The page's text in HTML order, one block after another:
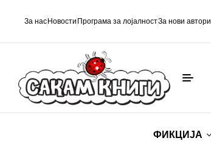
За нас Новости Програма за лојалностЗа нови автори
ФИКЦИЈА